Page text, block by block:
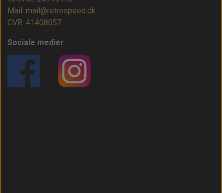
Mail: mail@retrospeed.dk
CVR: 41408057
Sociale medier